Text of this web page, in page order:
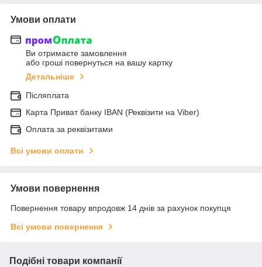
Умови оплати
Ви отримаєте замовлення
або гроші повернуться на вашу картку
Детальніше
Післяплата
Карта Приват банку IBAN (Реквізити на Viber)
Оплата за реквізитами
Всі умови оплати
Умови повернення
Повернення товару впродовж 14 днів за рахунок покупця
Всі умови повернення
Подібні товари компанії